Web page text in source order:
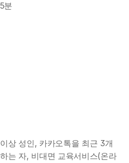
분
상 성인, 카카오톡을 최근 3개
는 자, 비대면 교육서비스(온라